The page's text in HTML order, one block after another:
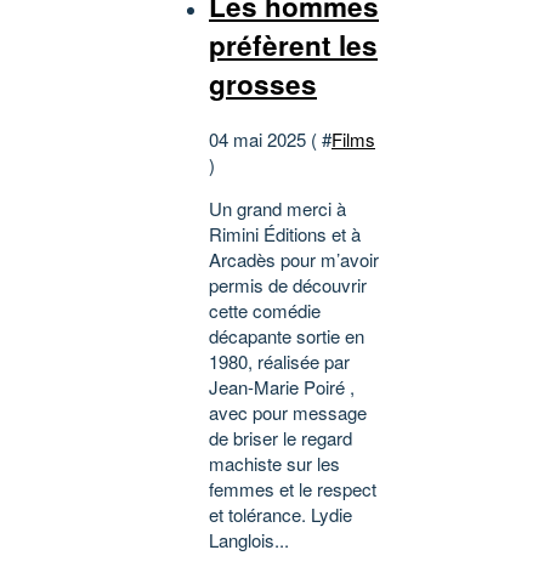
préfèrent les
grosses
04 mai 2025 ( #Films
)
Un grand merci à
Rimini Éditions et à
Arcadès pour m’avoir
permis de découvrir
cette comédie
décapante sortie en
1980, réalisée par
Jean-Marie Poiré ,
avec pour message
de briser le regard
machiste sur les
femmes et le respect
et tolérance. Lydie
Langlois...